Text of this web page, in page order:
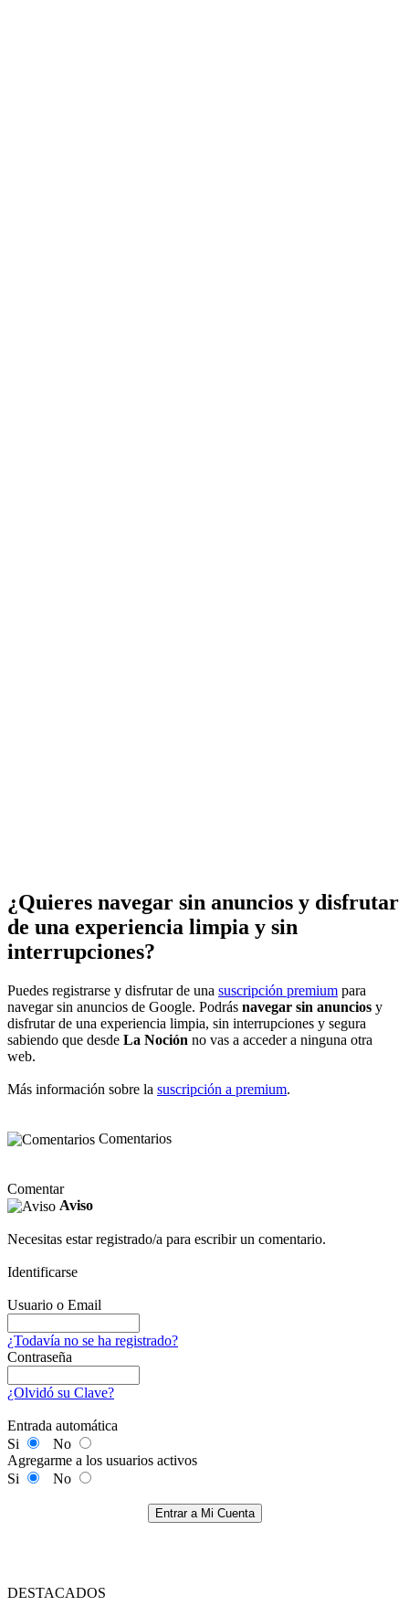
¿Quieres navegar sin anuncios y disfrutar
de una experiencia limpia y sin
interrupciones?
Puedes registrarse y disfrutar de una suscripción premium para
navegar sin anuncios de Google. Podrás navegar sin anuncios y
disfrutar de una experiencia limpia, sin interrupciones y segura
sabiendo que desde La Noción no vas a acceder a ninguna otra
web.
Más información sobre la suscripción a premium.
Comentarios
Comentar
Aviso
Necesitas estar registrado/a para escribir un comentario.
Identificarse
Usuario o Email
¿Todavía no se ha registrado?
Contraseña
¿Olvidó su Clave?
Entrada automática
Si
No
Agregarme a los usuarios activos
Si
No
Entrar a Mi Cuenta
DESTACADOS